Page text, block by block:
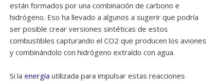
están formados por una combinación de carbono e
hidrógeno. Eso ha llevado a algunos a sugerir que podría
ser posible crear versiones sintéticas de estos
combustibles capturando el CO2 que producen los aviones
y combinándolo con hidrógeno extraído con agua.
Si la energía utilizada para impulsar estas reacciones